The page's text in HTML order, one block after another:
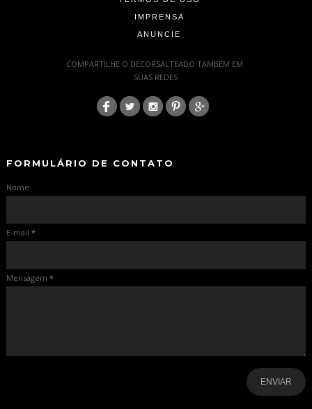
IMPRENSA
ANUNCIE
COMPARTILHE O DECORSALTEADO TAMBÉM EM
SUAS REDES
FORMULÁRIO DE CONTATO
Nome
E-mail *
Mensagem *